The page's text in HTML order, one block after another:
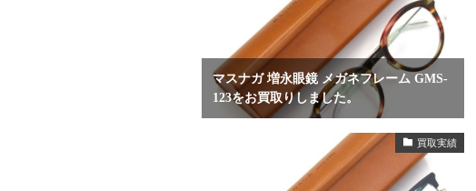
マスナガ 増永眼鏡 メガネフレーム GMS-
123をお買取りしました。
買取実績